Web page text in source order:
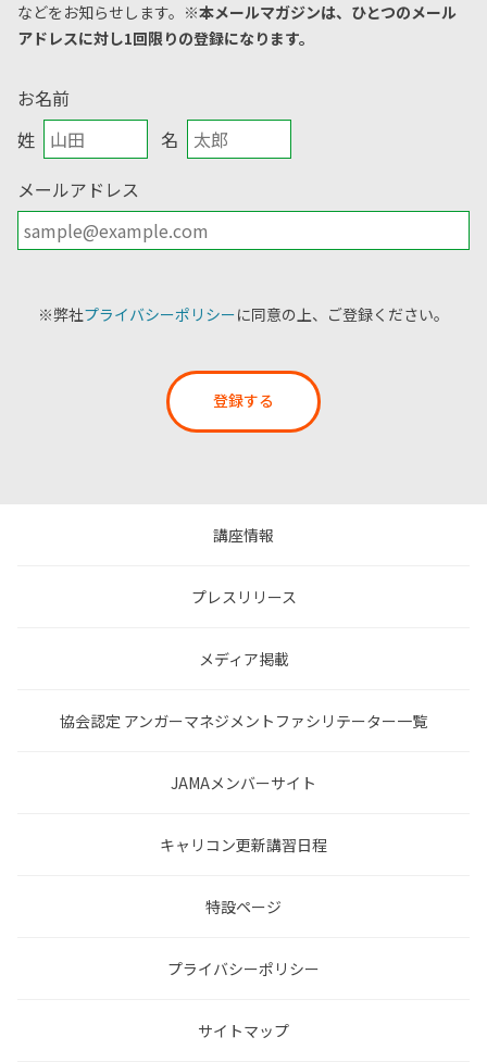
などをお知らせします。 ※本メールマガジンは、ひとつのメール
アドレスに対し1回限りの登録になります。
お名前
姓
名
メールアドレス
※弊社プライバシーポリシーに同意の上、ご登録ください。
登録する
講座情報
プレスリリース
メディア掲載
協会認定 アンガーマネジメントファシリテーター一覧
JAMAメンバーサイト
キャリコン更新講習日程
特設ページ
プライバシーポリシー
サイトマップ